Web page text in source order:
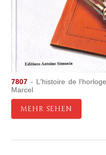
7807 - L'histoire de
Marcel
MEHR SEHEN